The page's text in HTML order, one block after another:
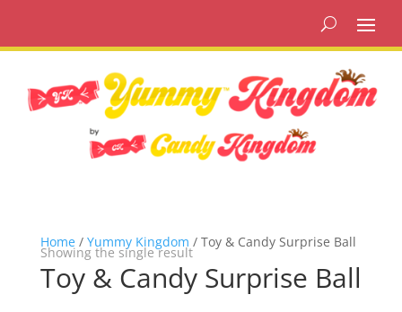
Home/ Yummy Kingdom / Toy & Candy Surprise Ball
Toy & Candy Surprise Ball
Showing the single result